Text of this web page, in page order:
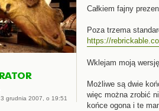
3 grudnia 2007, o 19:51
Całkiem fajny
Poza trzema
https://
Wklejam moją
Możliwe są dwie
więc można zrobić
końce ogona i te